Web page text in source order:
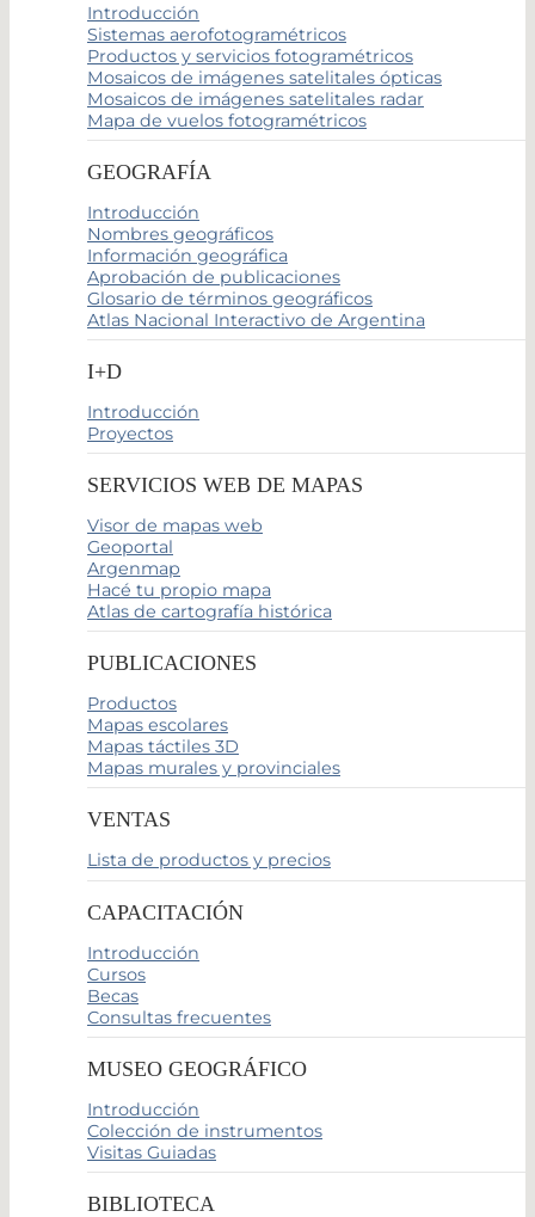
Introducción
Sistemas aerofotogramétricos
Productos y servicios fotogramétricos
Mosaicos de imágenes satelitales ópticas
Mosaicos de imágenes satelitales radar
Mapa de vuelos fotogramétricos
GEOGRAFÍA
Introducción
Nombres geográficos
Información geográfica
Aprobación de publicaciones
Glosario de términos geográficos
Atlas Nacional Interactivo de Argentina
I+D
Introducción
Proyectos
SERVICIOS WEB DE MAPAS
Visor de mapas web
Geoportal
Argenmap
Hacé tu propio mapa
Atlas de cartografía histórica
PUBLICACIONES
Productos
Mapas escolares
Mapas táctiles 3D
Mapas murales y provinciales
VENTAS
Lista de productos y precios
CAPACITACIÓN
Introducción
Cursos
Becas
Consultas frecuentes
MUSEO GEOGRÁFICO
Introducción
Colección de instrumentos
Visitas Guiadas
BIBLIOTECA